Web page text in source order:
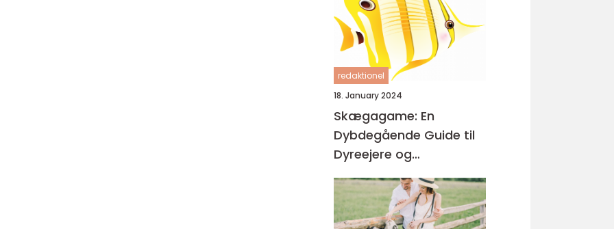
redaktionel
18. January 2024
Skægagame: En
Dybdegående Guide til
Dyreejere og
Dyreelskere